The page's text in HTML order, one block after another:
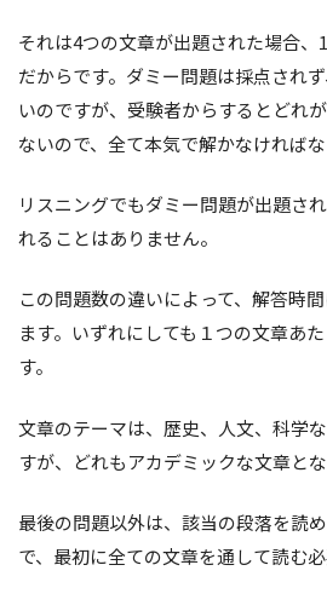
それは4つの文章が出題された場合、
だからです。ダミー問題は採点され
いのですが、受験者からするとどれ
ないので、全て本気で解かなければな
リスニングでもダミー問題が出題さ
れることはありません。
この問題数の違いによって、解答時
ます。いずれにしても１つの文章あ
す。
文章のテーマは、歴史、人文、科学
すが、どれもアカデミックな文章とな
最後の問題以外は、該当の段落を読
で、最初に全ての文章を通して読む